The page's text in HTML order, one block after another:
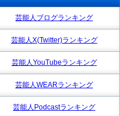
芸能人ブログランキング
芸能人X(Twitter)ランキング
芸能人YouTubeランキング
芸能人WEARランキング
芸能人Podcastランキング